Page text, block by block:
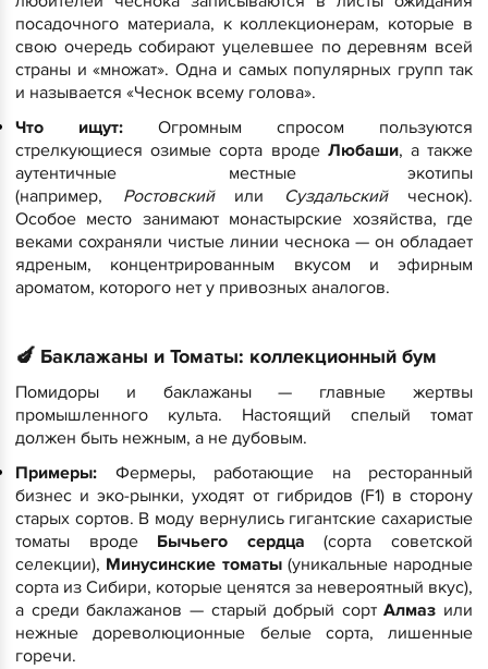
посадочного материала, к коллекционерам, которые в
свою очередь собирают уцелевшее по деревням всей
страны и «множат». Одна и самых популярных групп так
и называется «Чеснок всему голова».
Что ищут: Огромным спросом пользуются
стрелкующиеся озимые сорта вроде Любаши, а также
аутентичные местные экотипы
(например, Ростовскийили Суздальскийчеснок).
Особое место занимают монастырские хозяйства, где
веками сохраняли чистые линии чеснока — он обладает
ядреным, концентрированным вкусом и эфирным
ароматом, которого нет у привозных аналогов.
🍆 Баклажаны и Томаты: коллекционный бум
​Помидоры и баклажаны — главные жертвы
промышленного культа. Настоящий спелый томат
должен быть нежным, а не дубовым.
Примеры: Фермеры, работающие на ресторанный
бизнес и эко-рынки, уходят от гибридов (F1) в сторону
старых сортов. В моду вернулись гигантские сахаристые
томаты вроде Бычьего сердца (сорта советской
селекции), Минусинские томаты(уникальные народные
сорта из Сибири, которые ценятся за невероятный вкус),
а среди баклажанов — старый добрый сортАлмаз или
нежные дореволюционные белые сорта, лишенные
горечи.